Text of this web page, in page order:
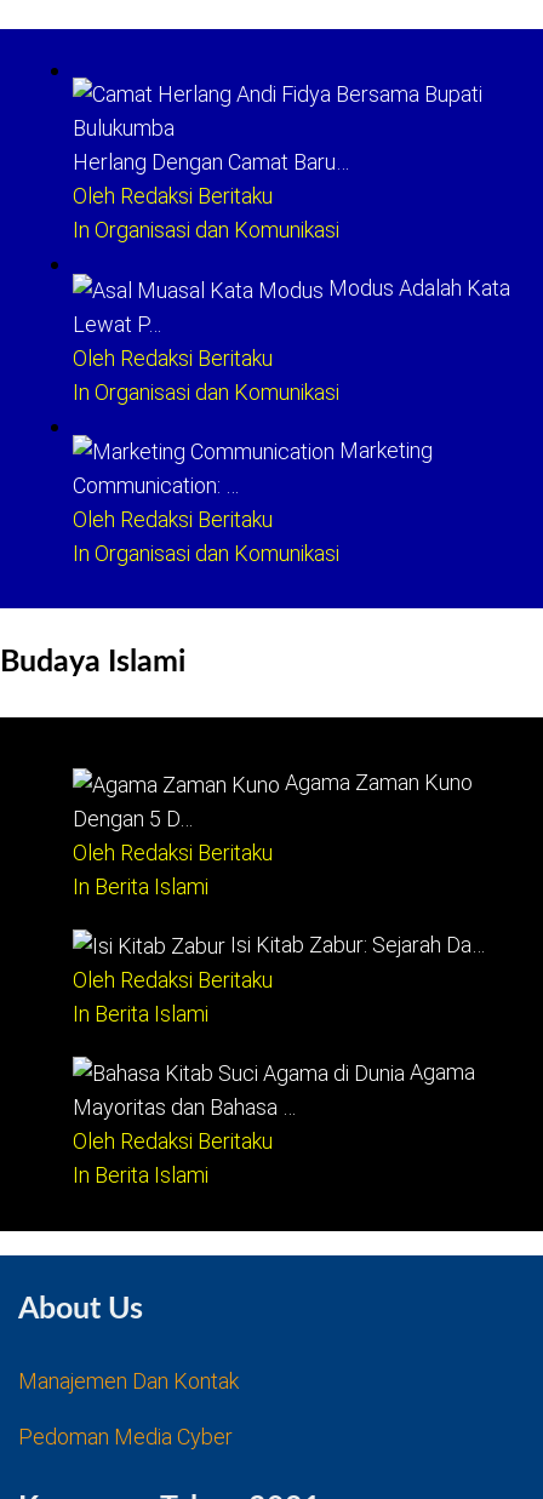
Herlang Dengan Camat Baru…
Oleh Redaksi Beritaku
In Organisasi dan Komunikasi
Modus Adalah Kata
Lewat P…
Oleh Redaksi Beritaku
In Organisasi dan Komunikasi
Marketing
Communication: …
Oleh Redaksi Beritaku
In Organisasi dan Komunikasi
Budaya Islami
Agama Zaman Kuno
Dengan 5 D…
Oleh Redaksi Beritaku
In Berita Islami
Isi Kitab Zabur: Sejarah Da…
Oleh Redaksi Beritaku
In Berita Islami
Agama
Mayoritas dan Bahasa …
Oleh Redaksi Beritaku
In Berita Islami
About Us
Manajemen Dan Kontak
Pedoman Media Cyber